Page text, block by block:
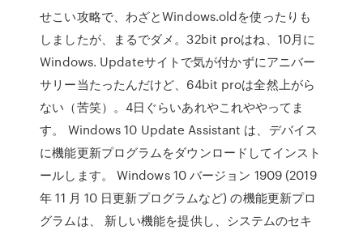
せこい攻略で、わざとWindows.oldを使ったりも
しましたが、まるでダメ。32bit proはね、10月に
Windows. Updateサイトで気が付かずにアニバー
サリー当たったんだけど、64bit proは全然上がら
ない（苦笑）。4日ぐらいあれやこれややってま
す。 Windows 10 Update Assistant は、デバイス
に機能更新プログラムをダウンロードしてインスト
ールします。 Windows 10 バージョン 1909 (2019
年 11 月 10 日更新プログラムなど) の機能更新プロ
グラムは、 新しい機能を提供し、システムのセキ